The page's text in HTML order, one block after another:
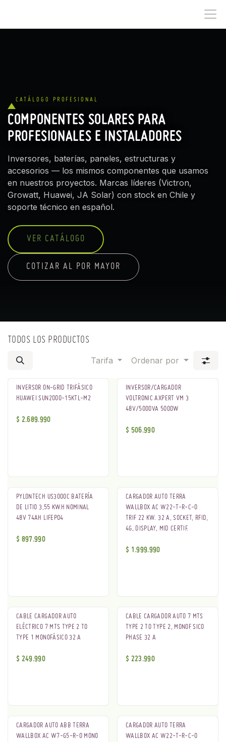
CATÁLOGO PROFESIONAL
COMPONENTES SOLARES PARA
PROFESIONALES E INSTALADORES
Inversores, baterías, paneles, estructuras y
accesorios — los mismos componentes que usamos
en nuestros proyectos. Marcas líderes (Victron,
Growatt, Huawei, JA Solar) con stock en Chile y
soporte técnico en español.
VER CATÁLOGO
COTIZAR AL POR MAYOR
TODOS LOS PRODUCTOS
Tarifa Ordenar por
INVERSOR ON-GRID TRIFÁSICO
HUAWEI SUN2000-15KTL-M2
$ 2.689.990
INVERSOR/CARGADOR
VOLTRONIC AXPERT VM 3
48V/5000VA 5000W
$ 506.990
Oferta
PYLONTECH US3000C BATERÍA
DE LITIO 3,55 KWH NOMINAL
48V 74AH LIFEPO4
$ 897.990
CARGADOR AUTO TERRA
WALLBOX AC W22-T-R-C-0
TRIF 22 KW. 32 A, SOCKET, RFID,
4G, DISPLAY, MID CERTIF.
$ 1.999.990
CABLE CARGADOR AUTO
ELÉCTRICO 7 MTS TYPE 2 TO
TYPE 1 MONOFÁSICO 32 A
$ 249.990
CABLE CARGADOR AUTO 7 MTS
TYPE 2 TO TYPE 2, MONOF SICO
PHASE 32 A
$ 223.990
CARGADOR AUTO ABB TERRA
WALLBOX AC W7-G5-R-0 MONO
CARGADOR AUTO TERRA
WALLBOX AC W22-T-R-C-0